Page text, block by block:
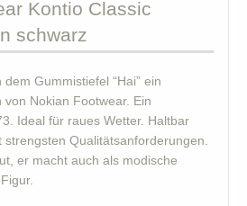
Kontio Classic
schwarz
dem Gummistiefel “Hai” ein
Nokian Footwear. Ein
Ideal für raues Wetter. Haltbar
strengsten Qualitätsanforderungen.
er macht auch als modische